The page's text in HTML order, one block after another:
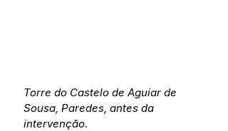
Torre do Castelo de Aguiar de
Sousa, Paredes, antes da
intervenção.